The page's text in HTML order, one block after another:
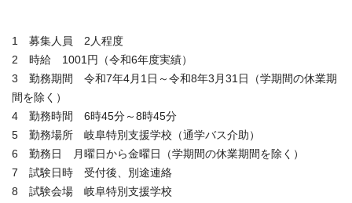
1 募集人員 2人程度
2 時給 1001円（令和6年度実績）
3 勤務期間 令和7年4月1日～令和8年3月31日（学期間の休業期
間を除く）
4 勤務時間 6時45分～8時45分
5 勤務場所 岐阜特別支援学校（通学バス介助）
6 勤務日 月曜日から金曜日（学期間の休業期間を除く）
7 試験日時 受付後、別途連絡
8 試験会場 岐阜特別支援学校